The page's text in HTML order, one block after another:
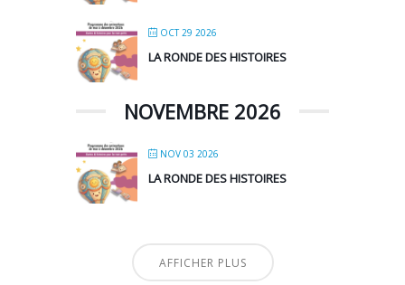
OCT 29 2026
LA RONDE DES HISTOIRES
NOVEMBRE 2026
NOV 03 2026
LA RONDE DES HISTOIRES
AFFICHER PLUS